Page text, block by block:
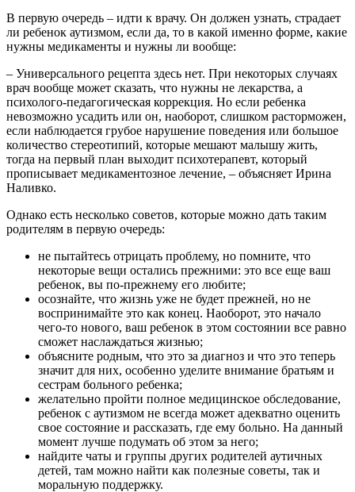
В первую очередь – идти к врачу. Он должен узнать, страдает
ли ребенок аутизмом, если да, то в какой именно форме, какие
нужны медикаменты и нужны ли вообще:
– Универсального рецепта здесь нет. При некоторых случаях
врач вообще может сказать, что нужны не лекарства, а
психолого-педагогическая коррекция. Но если ребенка
невозможно усадить или он, наоборот, слишком расторможен,
если наблюдается грубое нарушение поведения или большое
количество стереотипий, которые мешают малышу жить,
тогда на первый план выходит психотерапевт, который
прописывает медикаментозное лечение, – объясняет Ирина
Наливко.
Однако есть несколько советов, которые можно дать таким
родителям в первую очередь:
не пытайтесь отрицать проблему, но помните, что
некоторые вещи остались прежними: это все еще ваш
ребенок, вы по-прежнему его любите;
осознайте, что жизнь уже не будет прежней, но не
воспринимайте это как конец. Наоборот, это начало
чего-то нового, ваш ребенок в этом состоянии все равно
сможет наслаждаться жизнью;
объясните родным, что это за диагноз и что это теперь
значит для них, особенно уделите внимание братьям и
сестрам больного ребенка;
желательно пройти полное медицинское обследование,
ребенок с аутизмом не всегда может адекватно оценить
свое состояние и рассказать, где ему больно. На данный
момент лучше подумать об этом за него;
найдите чаты и группы других родителей аутичных
детей, там можно найти как полезные советы, так и
моральную поддержку.